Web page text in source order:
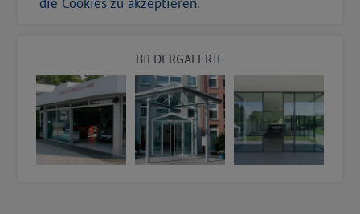
BILDERGALERIE